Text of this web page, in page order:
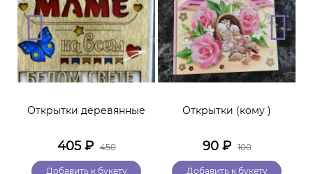
Открытки деревянные
405₽ 450
Добавить к букету
Открытки (кому )
90₽ 100
Добавить к букету